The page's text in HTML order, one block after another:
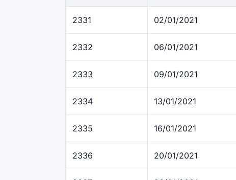
2331 02/01/2021
2332 06/01/2021
2333 09/01/2021
2334 13/01/2021
2335 16/01/2021
2336 20/01/2021